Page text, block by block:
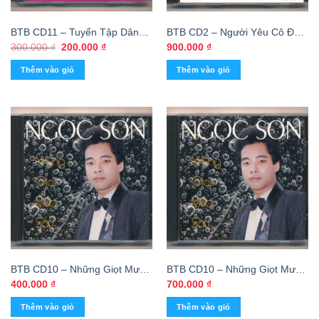
BTB CD11 – Tuyển Tập Dân
Ca – Hội Trăng Rằm (CNOM,
KHÔNG BÌA SAU GỐC)
300.000₫ Giá
là:
300.000 ₫.
200.000 ₫Giá
Thêm vào giỏ
BTB CD2 – Người Yêu Cô Đơn
– Thái Châu (3G) KGTUS
900.000 ₫
Thêm vào giỏ
BTB CD10 – Những Giọt Mưa
Sầu – Ngọc Sơn (Phôi
ADC/CA)
400.000 ₫
Thêm vào giỏ
BTB CD10 – Những Giọt Mưa
Sầu – Ngọc Sơn (DADR)
KGTUS
700.000 ₫
Thêm vào giỏ